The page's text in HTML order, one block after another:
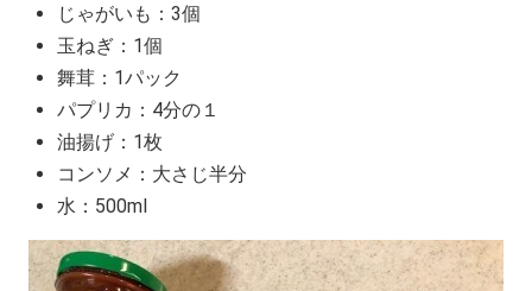
じゃがいも：3個
玉ねぎ：1個
舞茸：1パック
パプリカ：4分の１
油揚げ：1枚
コンソメ：大さじ半分
水：500ml